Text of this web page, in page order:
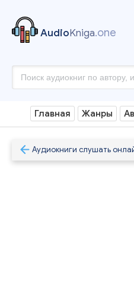
AudioKniga.one
Главная Жанры
Аудиокниги слушать